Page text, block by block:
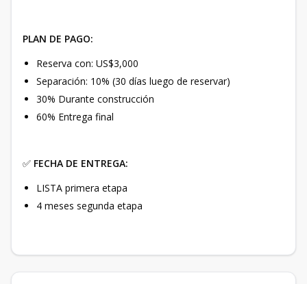
PLAN DE PAGO:
Reserva con: US$3,000
Separación: 10% (30 días luego de reservar)
30% Durante construcción
60% Entrega final
✅ FECHA DE ENTREGA:
LISTA primera etapa
4 meses segunda etapa